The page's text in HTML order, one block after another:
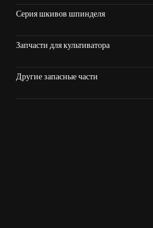
Серия шкивов шпинделя
Запчасти для культиватора
Другие запасные части